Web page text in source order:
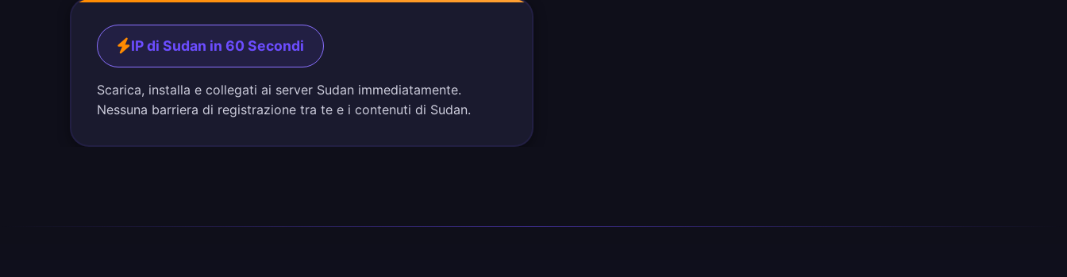
IP di Sudan in 60 Secondi
Scarica, installa e collegati ai server Sudan immediatamente.
Nessuna barriera di registrazione tra te e i contenuti di Sudan.